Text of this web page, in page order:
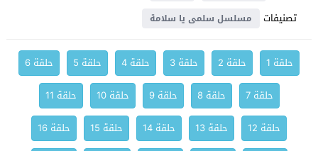
تصنيفات مسلسل سلمى يا سلامة
حلقة 1 حلقة 2 حلقة 3 حلقة 4 حلقة 5
حلقة 6
حلقة 7
حلقة 8 حلقة 9 حلقة 10
حلقة 11
حلقة 12
حلقة 13 حلقة 14 حلقة 15
حلقة 16